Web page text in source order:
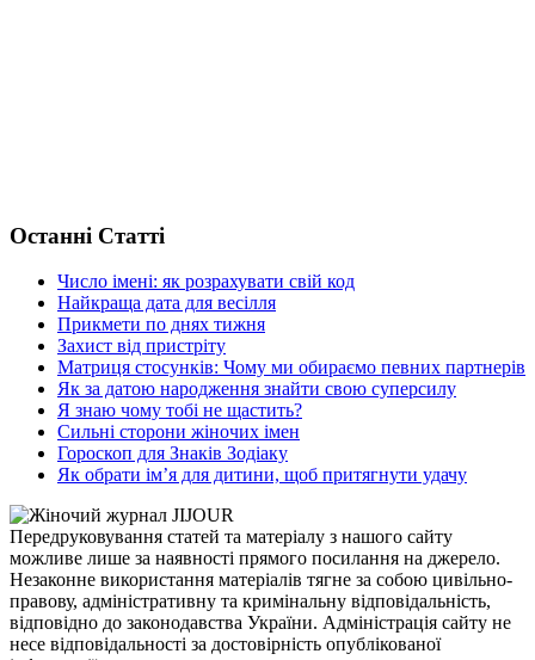
Останні Статті
Число імені: як розрахувати свій код
Найкраща дата для весілля
Прикмети по днях тижня
Захист від пристріту
Матриця стосунків: Чому ми обираємо певних партнерів
Як за датою народження знайти свою суперсилу
Я знаю чому тобі не щастить?
Сильні сторони жіночих імен
Гороскоп для Знаків Зодіаку
Як обрати ім’я для дитини, щоб притягнути удачу
Передруковування статей та матеріалу з нашого сайту
можливе лише за наявності прямого посилання на джерело.
Незаконне використання матеріалів тягне за собою цивільно-
правову, адміністративну та кримінальну відповідальність,
відповідно до законодавства України. Адміністрація сайту не
несе відповідальності за достовірність опублікованої